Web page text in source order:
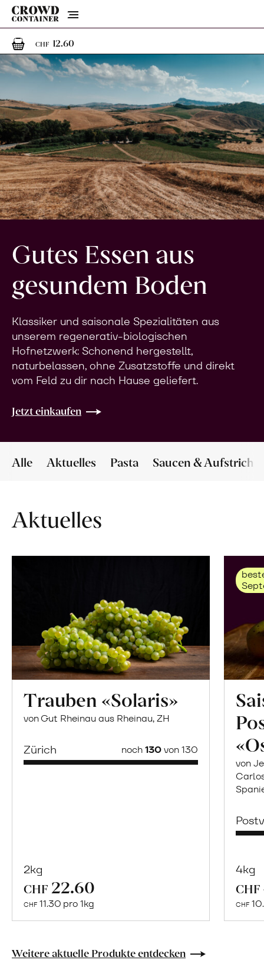
Menu
CHF 12.601 Artikel im Warenkorb
Gutes Essen aus
gesundem Boden
Klassiker und saisonale Spezialitäten aus
unserem regenerativ-biologischen
Hofnetzwerk: Schonend hergestellt,
naturbelassen, ohne Zusatzstoffe und direkt
vom Feld zu dir nach Hause geliefert.
Jetzt einkaufen
Alle Aktuelles Pasta Saucen & Aufstriche
Aktuelles
Trauben «Solaris»
von Gut Rheinau aus Rheinau, ZH
Zürich noch130von 130
2kg
CHF 22.60
CHF 11.30 pro 1kg
Hochstamm
«Mölsrüter»
von
4kg
CHF
CHF
Weitere aktuelle Produkte entdecken